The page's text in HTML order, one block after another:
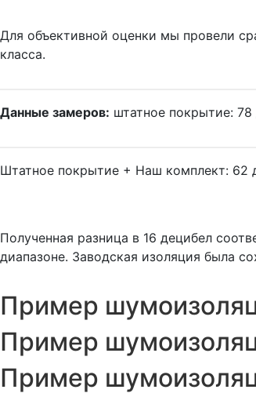
Для объективной оценки мы провели
класса.
Данные замеров: штатное покрытие: 78
Штатное покрытие + Наш комплект: 62
Полученная разница в 16 децибел
диапазоне. Заводская изоляция была
Пример
Пример
Пример